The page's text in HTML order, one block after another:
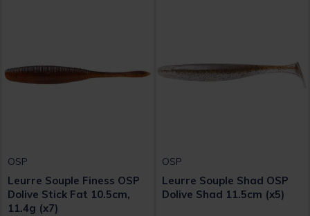
OSP
Leurre Souple Finess OSP
Dolive Stick Fat 10.5cm,
11.4g (x7)
OSP
Leurre Souple Shad OSP
Dolive Shad 11.5cm (x5)